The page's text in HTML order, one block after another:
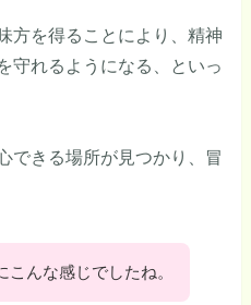
方を得ることにより、精神
守れるようになる、といっ
できる場所が見つかり、冒
こんな感じでしたね。